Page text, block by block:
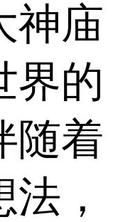
神庙
界的
随着
，